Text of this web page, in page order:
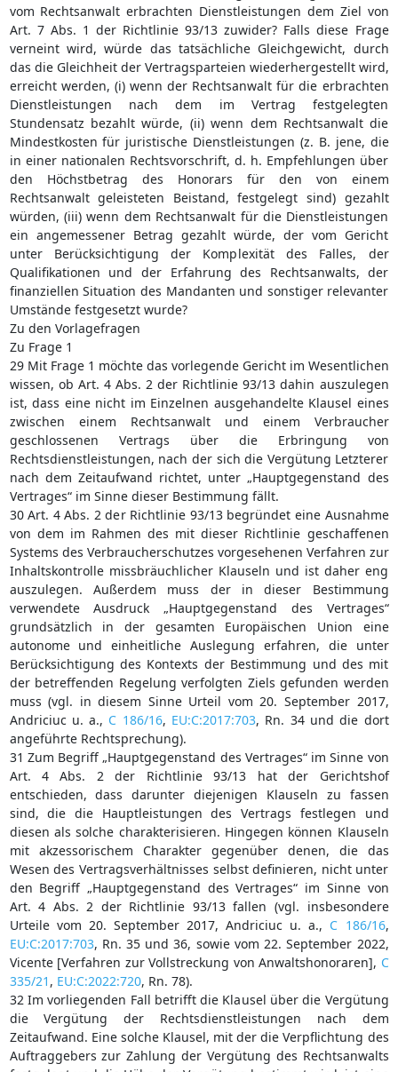
vom Rechtsanwalt erbrachten Dienstleistungen dem Ziel von
Art. 7 Abs. 1 der Richtlinie 93/13 zuwider? Falls diese Frage
verneint wird, würde das tatsächliche Gleichgewicht, durch
das die Gleichheit der Vertragsparteien wiederhergestellt wird,
erreicht werden, (i) wenn der Rechtsanwalt für die erbrachten
Dienstleistungen nach dem im Vertrag festgelegten
Stundensatz bezahlt würde, (ii) wenn dem Rechtsanwalt die
Mindestkosten für juristische Dienstleistungen (z. B. jene, die
in einer nationalen Rechtsvorschrift, d. h. Empfehlungen über
den Höchstbetrag des Honorars für den von einem
Rechtsanwalt geleisteten Beistand, festgelegt sind) gezahlt
würden, (iii) wenn dem Rechtsanwalt für die Dienstleistungen
ein angemessener Betrag gezahlt würde, der vom Gericht
unter Berücksichtigung der Komplexität des Falles, der
Qualifikationen und der Erfahrung des Rechtsanwalts, der
finanziellen Situation des Mandanten und sonstiger relevanter
Umstände festgesetzt wurde?
Zu den Vorlagefragen
Zu Frage 1
29 Mit Frage 1 möchte das vorlegende Gericht im Wesentlichen
wissen, ob Art. 4 Abs. 2 der Richtlinie 93/13 dahin auszulegen
ist, dass eine nicht im Einzelnen ausgehandelte Klausel eines
zwischen einem Rechtsanwalt und einem Verbraucher
geschlossenen Vertrags über die Erbringung von
Rechtsdienstleistungen, nach der sich die Vergütung Letzterer
nach dem Zeitaufwand richtet, unter „Hauptgegenstand des
Vertrages“ im Sinne dieser Bestimmung fällt.
30 Art. 4 Abs. 2 der Richtlinie 93/13 begründet eine Ausnahme
von dem im Rahmen des mit dieser Richtlinie geschaffenen
Systems des Verbraucherschutzes vorgesehenen Verfahren zur
Inhaltskontrolle missbräuchlicher Klauseln und ist daher eng
auszulegen. Außerdem muss der in dieser Bestimmung
verwendete Ausdruck „Hauptgegenstand des Vertrages“
grundsätzlich in der gesamten Europäischen Union eine
autonome und einheitliche Auslegung erfahren, die unter
Berücksichtigung des Kontexts der Bestimmung und des mit
der betreffenden Regelung verfolgten Ziels gefunden werden
muss (vgl. in diesem Sinne Urteil vom 20. September 2017,
Andriciuc u. a., C 186/16, EU:C:2017:703, Rn. 34 und die dort
angeführte Rechtsprechung).
31 Zum Begriff „Hauptgegenstand des Vertrages“ im Sinne von
Art. 4 Abs. 2 der Richtlinie 93/13 hat der Gerichtshof
entschieden, dass darunter diejenigen Klauseln zu fassen
sind, die die Hauptleistungen des Vertrags festlegen und
diesen als solche charakterisieren. Hingegen können Klauseln
mit akzessorischem Charakter gegenüber denen, die das
Wesen des Vertragsverhältnisses selbst definieren, nicht unter
den Begriff „Hauptgegenstand des Vertrages“ im Sinne von
Art. 4 Abs. 2 der Richtlinie 93/13 fallen (vgl. insbesondere
Urteile vom 20. September 2017, Andriciuc u. a., C 186/16,
EU:C:2017:703, Rn. 35 und 36, sowie vom 22. September 2022,
Vicente [Verfahren zur Vollstreckung von Anwaltshonoraren], C
335/21 , EU:C:2022:720, Rn. 78).
32 Im vorliegenden Fall betrifft die Klausel über die Vergütung
die Vergütung der Rechtsdienstleistungen nach dem
Zeitaufwand. Eine solche Klausel, mit der die Verpflichtung des
Auftraggebers zur Zahlung der Vergütung des Rechtsanwalts